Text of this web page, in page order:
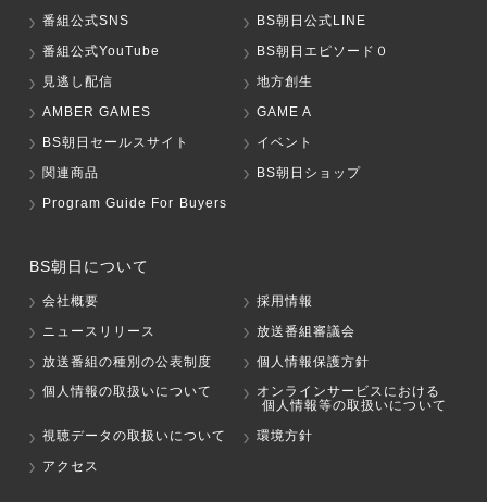
番組公式SNS
BS朝日公式LINE
番組公式YouTube
BS朝日エピソード０
見逃し配信
地方創生
AMBER GAMES
GAME A
BS朝日セールスサイト
イベント
関連商品
BS朝日ショップ
Program Guide For Buyers
BS朝日について
会社概要
採用情報
ニュースリリース
放送番組審議会
放送番組の種別の公表制度
個人情報保護方針
個人情報の取扱いについて
オンラインサービスにおける
個人情報等の取扱いについて
視聴データの取扱いについて
環境方針
アクセス